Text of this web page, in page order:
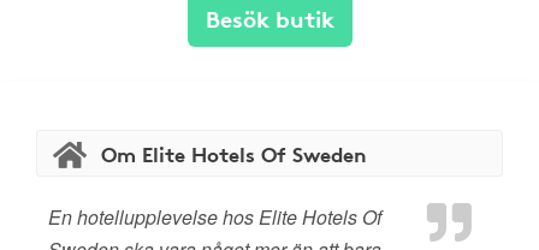
Besök butik
Om Elite Hotels Of Sweden
En hotellupplevelse hos Elite Hotels Of